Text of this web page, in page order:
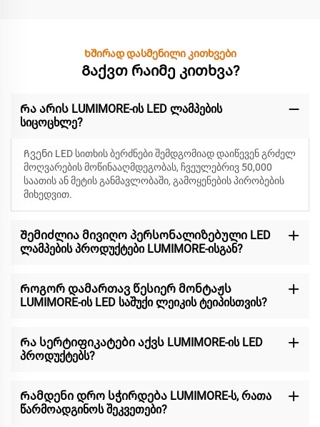
Ხშირად დასმენილი კითხვები
Გაქვთ რაიმე კითხვა?
Რა არის LUMIMORE-ის LED ლამპების
სიცოცხლე?
Ჩვენი LED სითხის ბერძნები შემდგომიად დაიწევენგრძელ
მოღვარების მოწინააღმდეგობას, ჩვეულებრივ 50,000
საათის ან მეტის განმავლობაში, გამოყენების პირობების
მიხედვით.
Შემიძლია მივიღო პერსონალიზებული LED
ლამპების პროდუქტები LUMIMORE-ისგან?
Როგორ დამართავ წესიერ მონტაჟს
LUMIMORE-ის LED საშუქი ლეიკის ტეიპისთვის?
Რა სერტიფიკატები აქვს LUMIMORE-ის LED
პროდუქტებს?
Რამდენი დრო სჭირდება LUMIMORE-ს, რათა
წარმოადგინოს შეკვეთები?